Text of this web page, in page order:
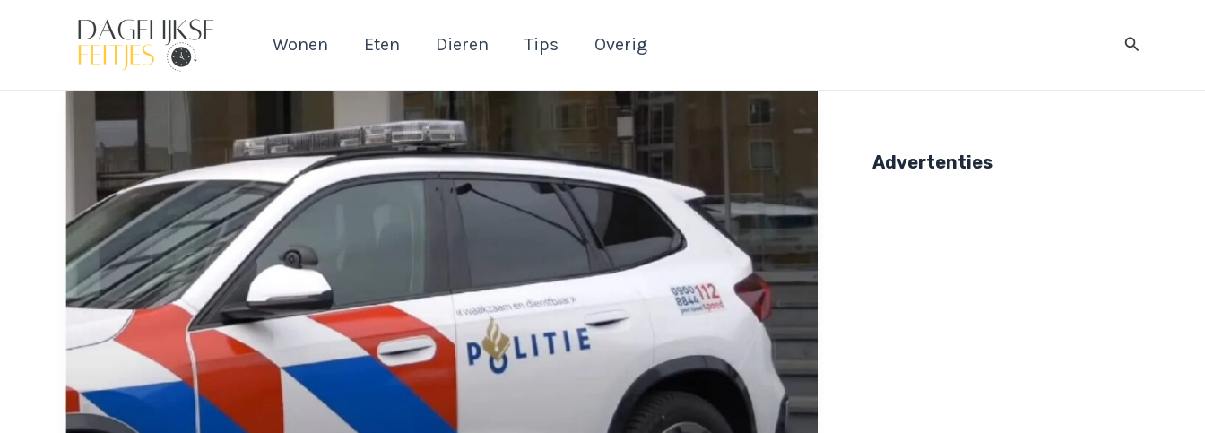
Wonen Eten Dieren Tips Overig Zoeken
Advertenties